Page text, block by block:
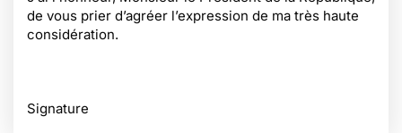
de vous prier d’agréer l’expression de ma très haute
considération.
Signature